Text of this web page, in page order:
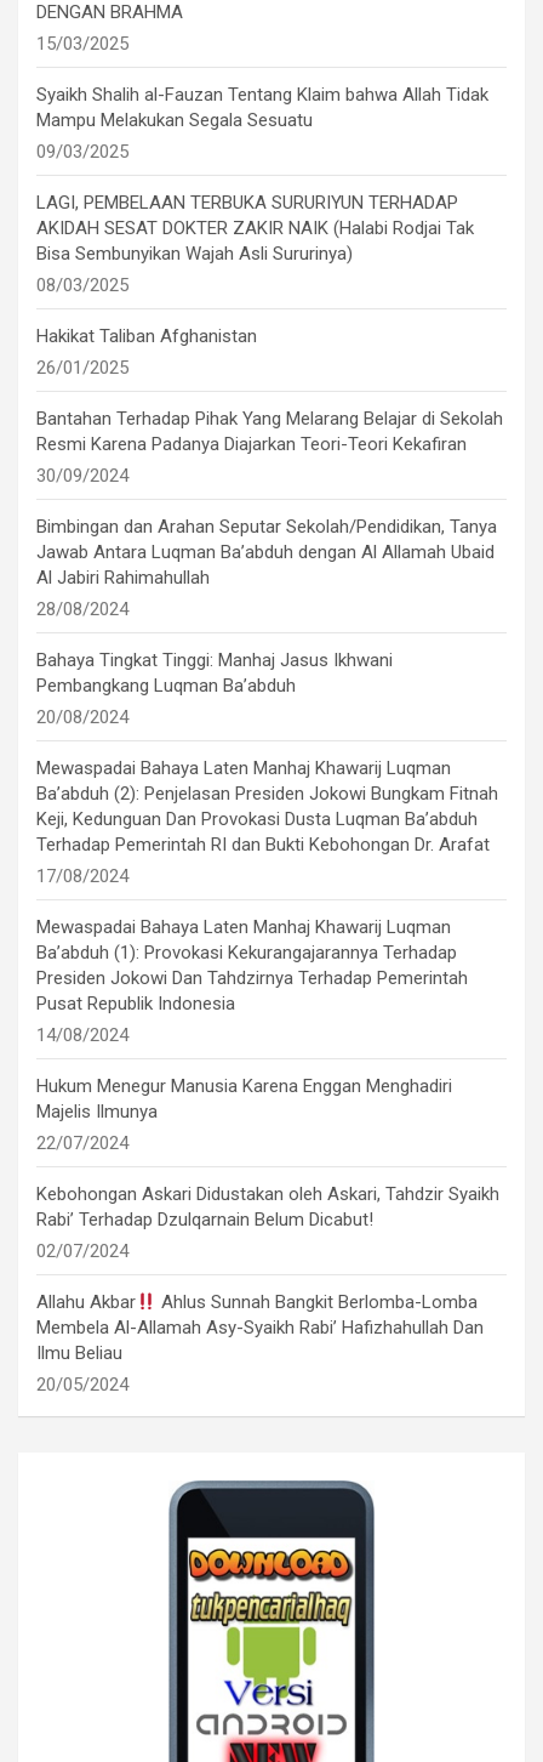
DENGAN BRAHMA
15/03/2025
Syaikh Shalih al-Fauzan Tentang Klaim bahwa Allah Tidak
Mampu Melakukan Segala Sesuatu
09/03/2025
LAGI, PEMBELAAN TERBUKA SURURIYUN TERHADAP
AKIDAH SESAT DOKTER ZAKIR NAIK (Halabi Rodjai Tak
Bisa Sembunyikan Wajah Asli Sururinya)
08/03/2025
Hakikat Taliban Afghanistan
26/01/2025
Bantahan Terhadap Pihak Yang Melarang Belajar di Sekolah
Resmi Karena Padanya Diajarkan Teori-Teori Kekafiran
30/09/2024
Bimbingan dan Arahan Seputar Sekolah/Pendidikan, Tanya
Jawab Antara Luqman Ba’abduh dengan Al Allamah Ubaid
Al Jabiri Rahimahullah
28/08/2024
Bahaya Tingkat Tinggi: Manhaj Jasus Ikhwani
Pembangkang Luqman Ba’abduh
20/08/2024
Mewaspadai Bahaya Laten Manhaj Khawarij Luqman
Ba’abduh (2): Penjelasan Presiden Jokowi Bungkam Fitnah
Keji, Kedunguan Dan Provokasi Dusta Luqman Ba’abduh
Terhadap Pemerintah RI dan Bukti Kebohongan Dr. Arafat
17/08/2024
Mewaspadai Bahaya Laten Manhaj Khawarij Luqman
Ba’abduh (1): Provokasi Kekurangajarannya Terhadap
Presiden Jokowi Dan Tahdzirnya Terhadap Pemerintah
Pusat Republik Indonesia
14/08/2024
Hukum Menegur Manusia Karena Enggan Menghadiri
Majelis Ilmunya
22/07/2024
Kebohongan Askari Didustakan oleh Askari, Tahdzir Syaikh
Rabi’ Terhadap Dzulqarnain Belum Dicabut!
02/07/2024
Allahu Akbar
Ahlus Sunnah Bangkit Berlomba-Lomba
Membela Al-Allamah Asy-Syaikh Rabi’ Hafizhahullah Dan
Ilmu Beliau
20/05/2024